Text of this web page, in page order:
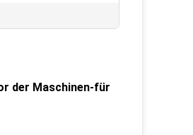
der Maschinen-für